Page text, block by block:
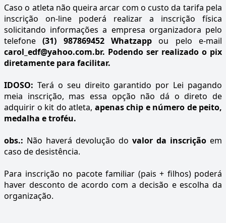
Caso o atleta não queira arcar com o custo da tarifa pela
inscrição on-line poderá realizar a inscrição física
solicitando informações a empresa organizadora pelo
telefone(31) 987869452 Whatzapp ou pelo e-mail
carol_edf@yahoo.com.br. Podendo ser realizado o pix
diretamente para facilitar.
IDOSO: Terá o seu direito garantido por Lei pagando
meia inscrição, mas essa opção não dá o direto de
adquirir o kit do atleta, apenas chip e número de peito,
medalha e troféu.
obs.: Não haverá devolução do valor da inscrição em
caso de desistência.
Para inscrição no pacote familiar (pais + filhos) poderá
haver desconto de acordo com a decisão e escolha da
organização.